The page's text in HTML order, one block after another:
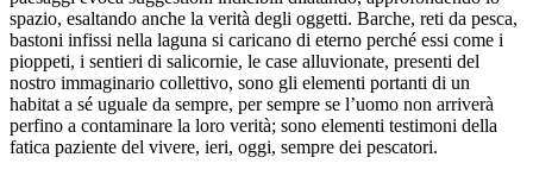
spazio, esaltando anche la verità degli oggetti. Barche, reti da pesca,
bastoni infissi nella laguna si caricano di eterno perché essi come i
pioppeti, i sentieri di salicornie, le case alluvionate, presenti del
nostro immaginario collettivo, sono gli elementi portanti di un
habitat a sé uguale da sempre, per sempre se l’uomo non arriverà
perfino a contaminare la loro verità; sono elementi testimoni della
fatica paziente del vivere, ieri, oggi, sempre dei pescatori.